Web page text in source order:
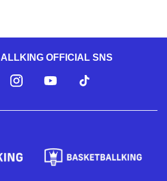
OFFICIAL SNS